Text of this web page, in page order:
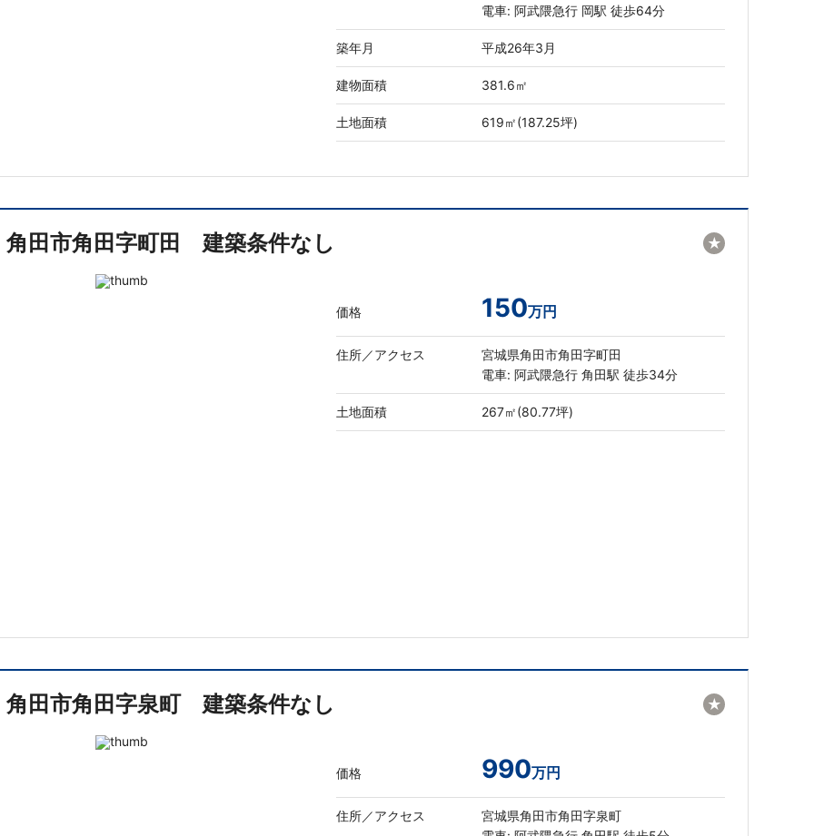
電車: 阿武隈急行 岡駅 徒歩64分
築年月 平成26年3月
建物面積 381.6㎡
土地面積 619㎡(187.25坪)
角田市角田字町田 建築条件なし
価格 150万円
住所／アクセス
宮城県角田市角田字町田
電車: 阿武隈急行 角田駅 徒歩34分
土地面積 267㎡(80.77坪)
★
角田市角田字泉町 建築条件なし
価格 990万円
住所／アクセス
宮城県角田市角田字泉町
★